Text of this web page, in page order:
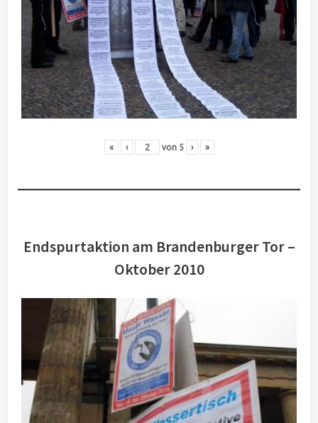
« ‹ von 5 › »
Endspurtaktion am Brandenburger Tor –
Oktober 2010